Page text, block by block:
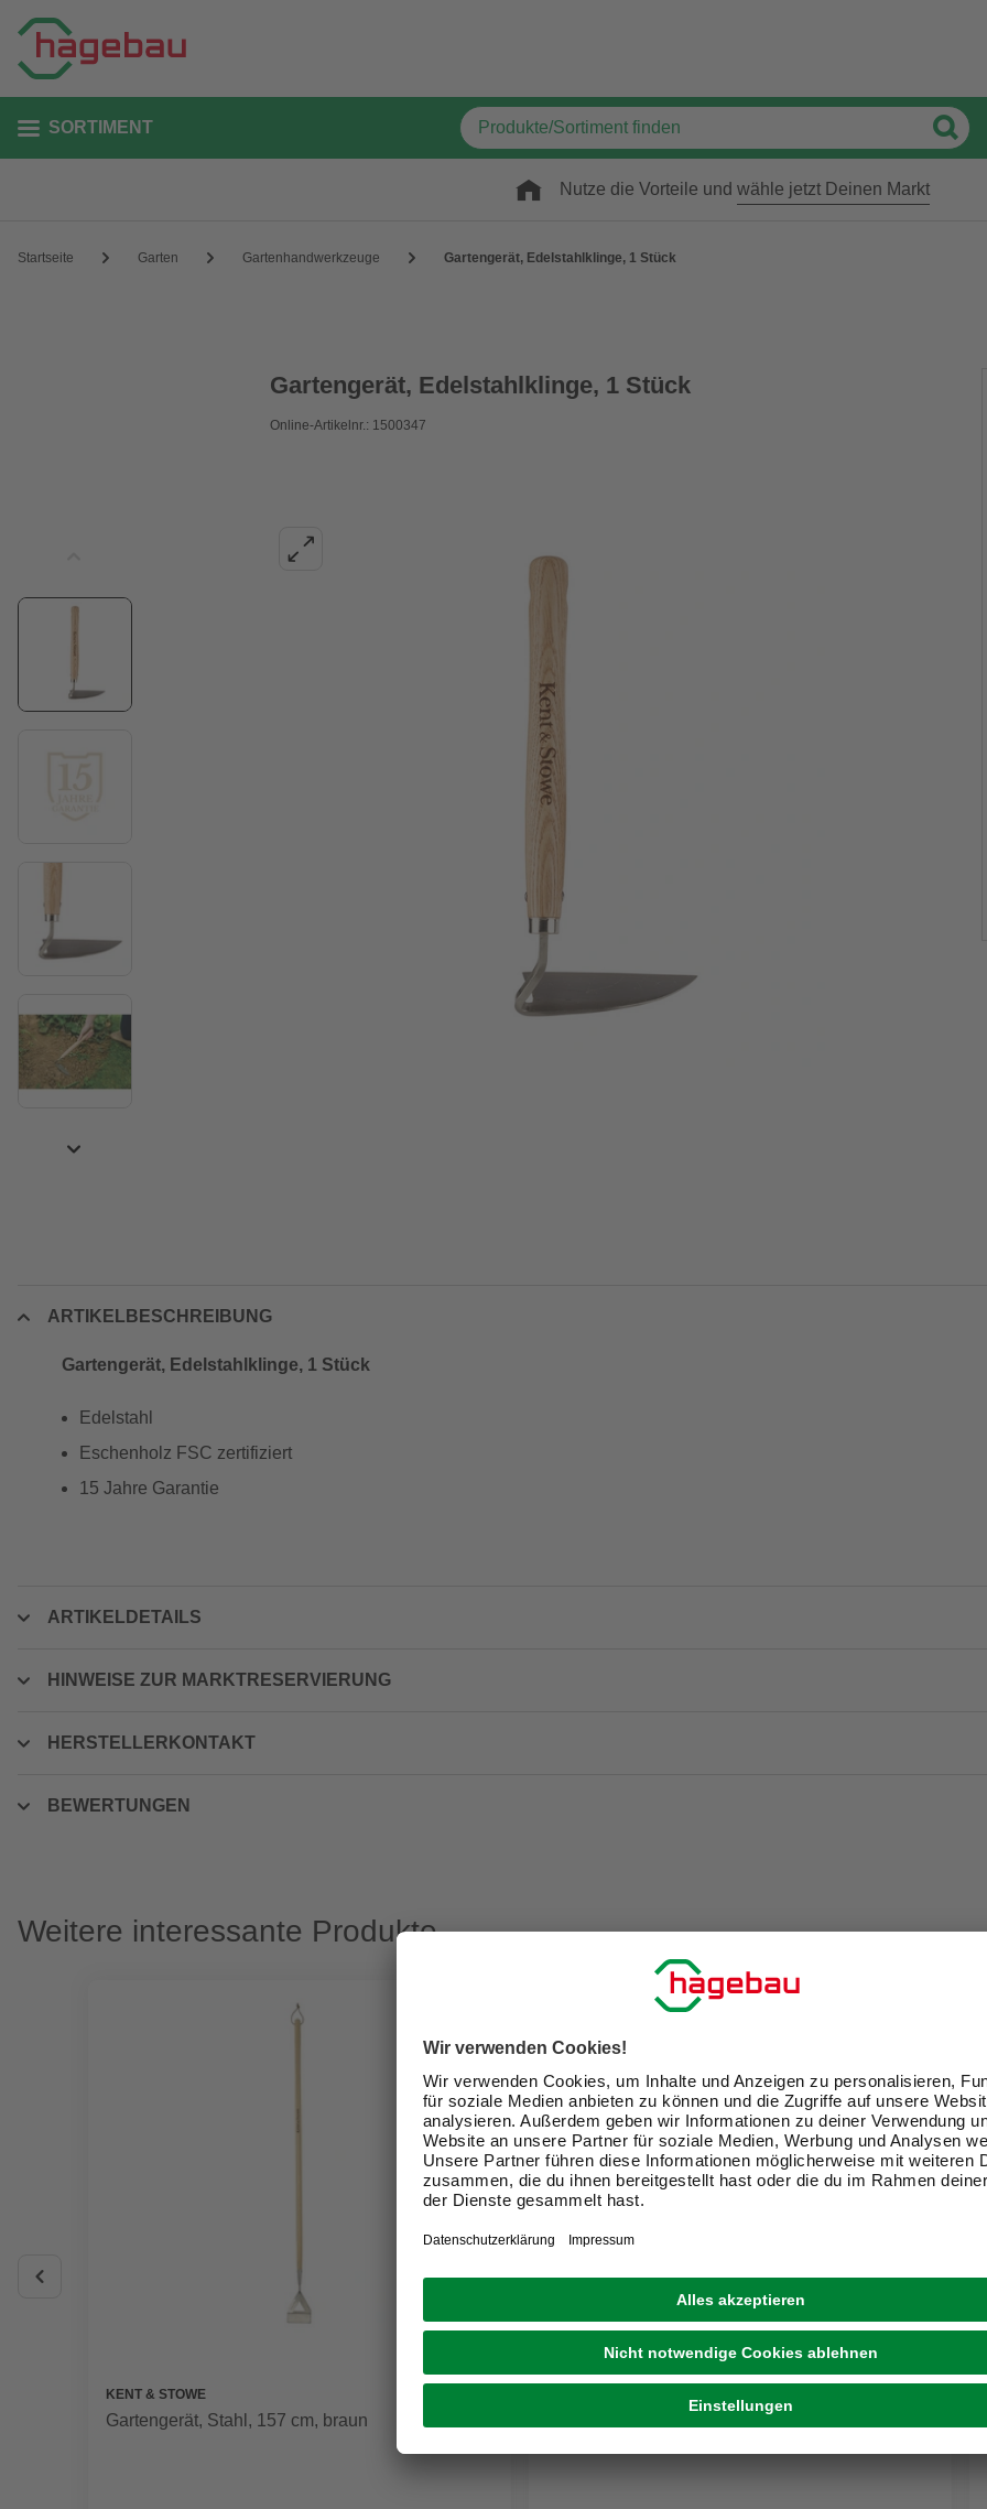
SORTIMENT
Nutze die Vorteile und wähle jetzt Deinen Markt
Startseite Garten Gartenhandwerkzeuge Gartengerät, Edelstahlklinge, 1 Stück
Gartengerät, Edelstahlklinge, 1 Stück
Online-Artikelnr.: 1500347
ARTIKELBESCHREIBUNG
Gartengerät, Edelstahlklinge, 1 Stück
Edelstahl
Eschenholz FSC zertifiziert
15 Jahre Garantie
ARTIKELDETAILS
HINWEISE ZUR MARKTRESERVIERUNG
HERSTELLERKONTAKT
BEWERTUNGEN
Weitere interessante Produkte
KENT & STOWE
Gartengerät, Stahl, 157 cm, braun Gartengerät, Stahl, 152 cm, braun